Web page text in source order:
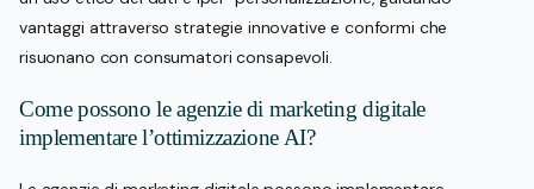
vantaggi attraverso strategie innovative e conformi che
risuonano con consumatori consapevoli.
Come possono le agenzie di marketing digitale
implementare l’ottimizzazione AI?